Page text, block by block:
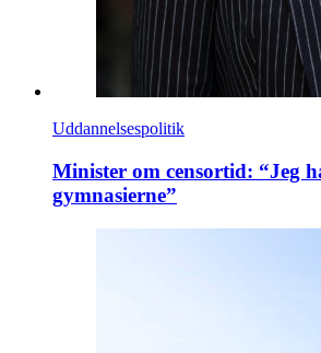
Uddannelsespolitik
Minister om censortid: “Jeg
gymnasierne”